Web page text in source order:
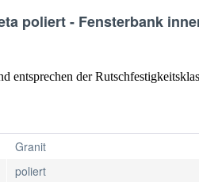
poliert - Fensterbank
entsprechen der
Granit
poliert